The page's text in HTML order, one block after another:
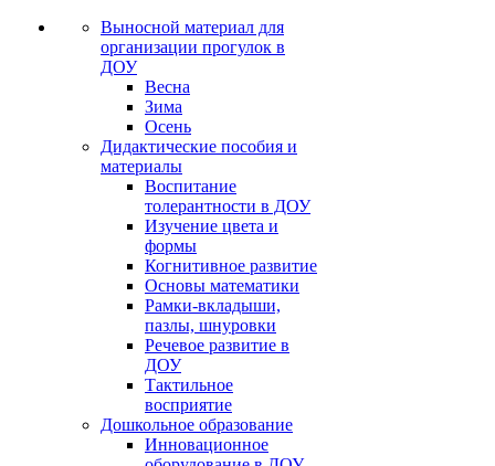
Выносной материал для
организации прогулок в
ДОУ
Весна
Зима
Осень
Дидактические пособия и
материалы
Воспитание
толерантности в ДОУ
Изучение цвета и
формы
Когнитивное развитие
Основы математики
Рамки-вкладыши,
пазлы, шнуровки
Речевое развитие в
ДОУ
Тактильное
восприятие
Дошкольное образование
Инновационное